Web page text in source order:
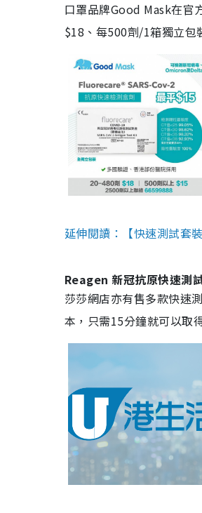
口罩品牌Good Mask在官
$18、每500劑/1箱獨立包
延伸閱讀：【快速測試套
Reagen 新冠抗原快速測
莎莎網店亦有售多款快速
本，只需15分鐘就可以取